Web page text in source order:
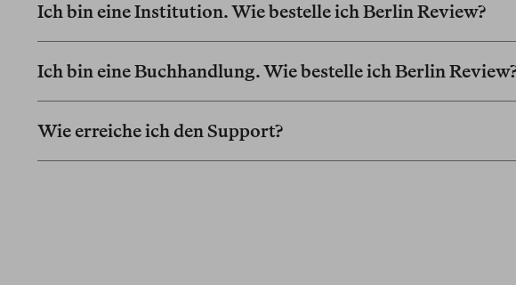
Ich bin eine Institution. Wie bestelle ich Berlin Review?
Ich bin eine Buchhandlung. Wie bestelle ich Berlin
Wie erreiche ich den Support?